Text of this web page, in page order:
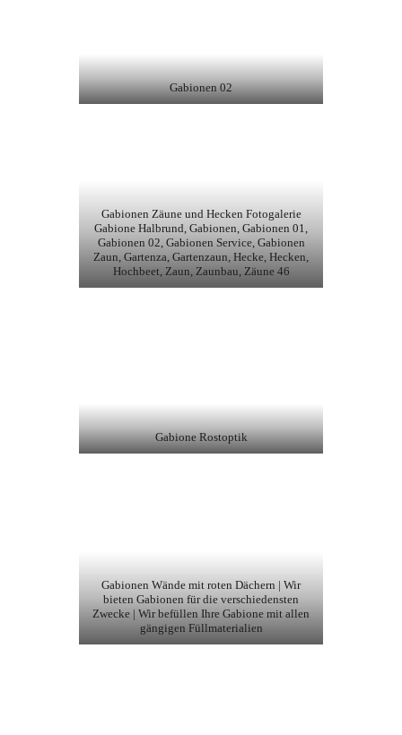
Gabionen 02
Gabionen Zäune und Hecken Fotogalerie
Gabione Halbrund, Gabionen, Gabionen 01,
Gabionen 02, Gabionen Service, Gabionen
Zaun, Gartenza, Gartenzaun, Hecke, Hecken,
Hochbeet, Zaun, Zaunbau, Zäune 46
Gabione Rostoptik
Gabionen Wände mit roten Dächern | Wir
bieten Gabionen für die verschiedensten
Zwecke | Wir befüllen Ihre Gabione mit allen
gängigen Füllmaterialien